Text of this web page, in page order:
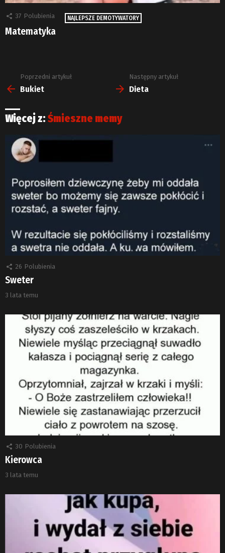
37 Polubienia NAJLEPSZE DEMOTYWATORY
Matematyka
Zobacz
więcej
Poprzedni artykuł
Bukiet
Następny artykuł
Dieta
Więcej z:Śmieszne memy
26 Polubienia
Sweter
3 lata temu
30 Polubienia
Kierowca
3 lata temu